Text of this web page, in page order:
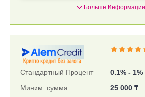
Больше Информации
Стандартный Процент
0.1% - 1%
Миним. сумма
25 000 ₸